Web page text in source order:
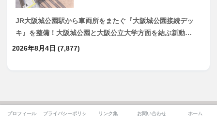
JR大阪城公園駅から車両所をまたぐ『大阪城公園接続デッ
キ』を整備！大阪城公園と大阪公立大学方面を結ぶ新動…
2026年8月4日 (7,877)
プロフィール プライバシーポリシー リンク集 お問い合わせ ホーム